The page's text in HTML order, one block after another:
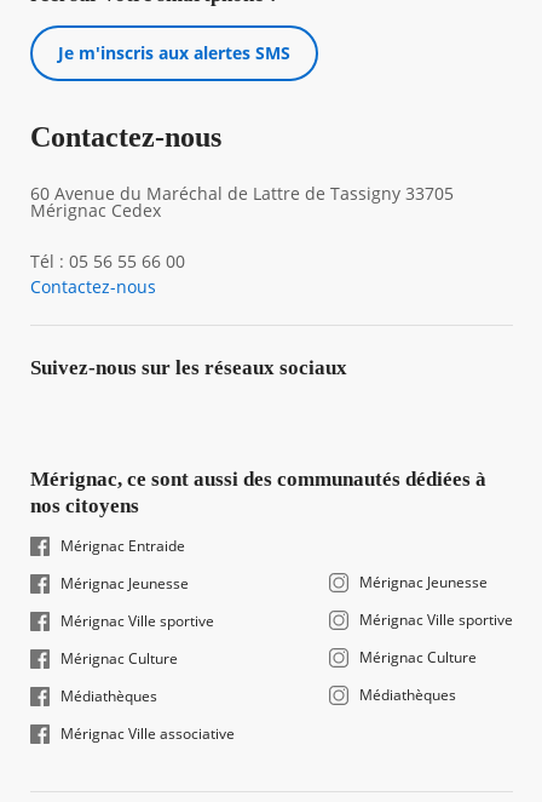
Je m'inscris aux alertes SMS
Contactez-nous
60 Avenue du Maréchal de Lattre de Tassigny 33705
Mérignac Cedex
Tél : 05 56 55 66 00
Contactez-nous
Suivez-nous sur les réseaux sociaux
Mérignac, ce sont aussi des communautés dédiées à
nos citoyens
Mérignac Entraide
Mérignac Jeunesse
Mérignac Ville sportive
Mérignac Culture
Médiathèques
Mérignac Ville associative
Mérignac Jeunesse
Mérignac Ville sportive
Mérignac Culture
Médiathèques